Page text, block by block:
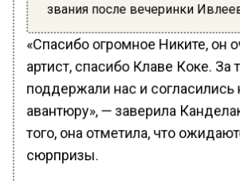
звания после вечеринки
«Спасибо огромное Никите, он
артист, спасибо Клаве Коке. За
поддержали нас и согласились
авантюру», — заверила
того, она отметила, что
сюрпризы.